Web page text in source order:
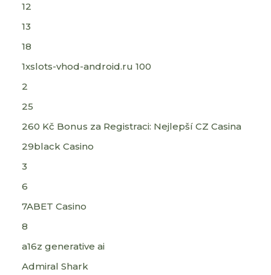
12
13
18
1xslots-vhod-android.ru 100
2
25
260 Kč Bonus za Registraci: Nejlepší CZ Casina
29black Casino
3
6
7ABET Casino
8
a16z generative ai
Admiral Shark